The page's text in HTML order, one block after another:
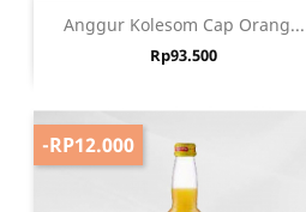
Anggur Kolesom Cap Orang...
Harga
Rp93.500
-RP12.000